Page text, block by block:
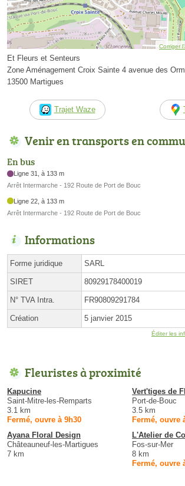
Corriger
Et Fleurs et Senteurs
Zone Aménagement Croix Sainte 4 avenue des
13500 Martigues
Trajet Waze
Venir en transports en
En bus
Ligne 31, à 133 m
Arrêt Intermarche - 192 Route de Port de Bouc
Ligne 22, à 133 m
Arrêt Intermarche - 192 Route de Port de Bouc
Informations
Forme juridique SARL
SIRET 80929178400019
N° TVA Intra. FR90809291784
Création 5 janvier 2015
Éditer les
Fleuristes à proximité
Kapucine
Saint-Mitre-les-Remparts
3.1 km
Fermé, ouvre à 9h30
Vert'tiges de
Port-de-Bouc
3.5 km
Fermé, ouvre
Ayana Floral Design
Châteauneuf-les-Martigues
7 km
L'Atelier de
Fos-sur-Mer
8 km
Fermé, ouvre